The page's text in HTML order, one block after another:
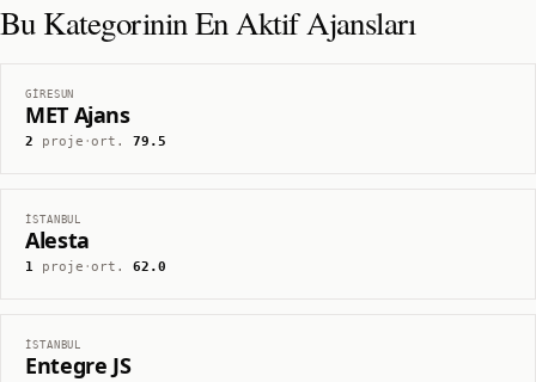
Bu Kategorinin En Aktif Ajansları
GIRESUN
MET Ajans
2 proje ·ort.79.5
İSTANBUL
Alesta
1proje ·ort.62.0
İSTANBUL
Entegre JS